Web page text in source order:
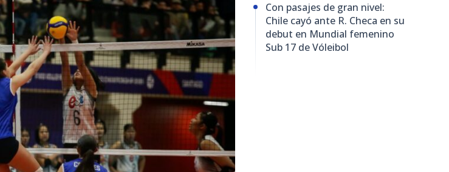
Con pasajes de gran nivel:
Chile cayó ante R. Checa en su
debut en Mundial femenino
Sub 17 de Vóleibol